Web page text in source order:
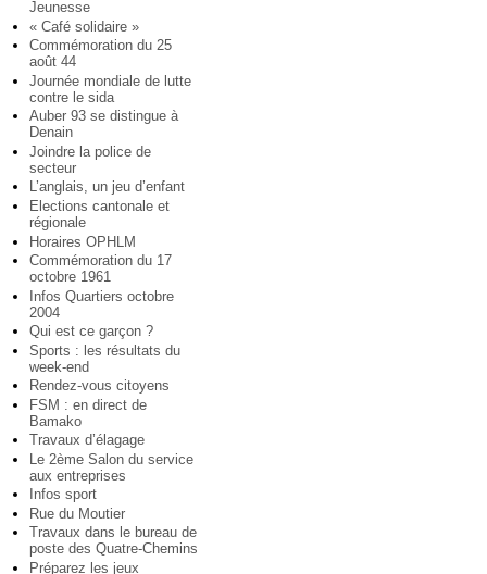
Jeunesse
« Café solidaire »
Commémoration du 25
août 44
Journée mondiale de lutte
contre le sida
Auber 93 se distingue à
Denain
Joindre la police de
secteur
L’anglais, un jeu d’enfant
Elections cantonale et
régionale
Horaires OPHLM
Commémoration du 17
octobre 1961
Infos Quartiers octobre
2004
Qui est ce garçon ?
Sports : les résultats du
week-end
Rendez-vous citoyens
FSM : en direct de
Bamako
Travaux d’élagage
Le 2ème Salon du service
aux entreprises
Infos sport
Rue du Moutier
Travaux dans le bureau de
poste des Quatre-Chemins
Préparez les jeux